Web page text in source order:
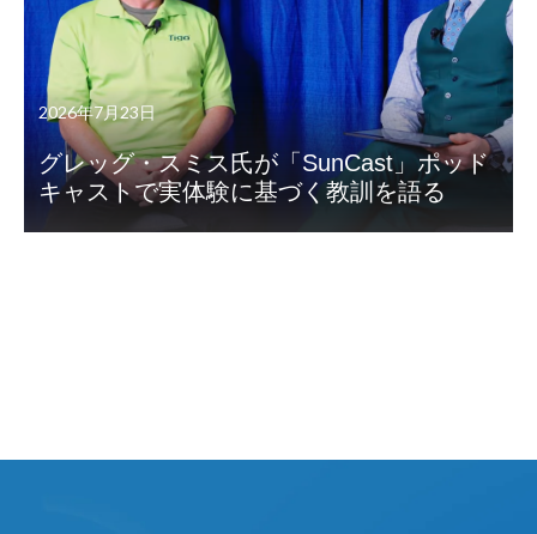
2026年7月23日
グレッグ・スミス氏が「SunCast」ポッド
キャストで実体験に基づく教訓を語る